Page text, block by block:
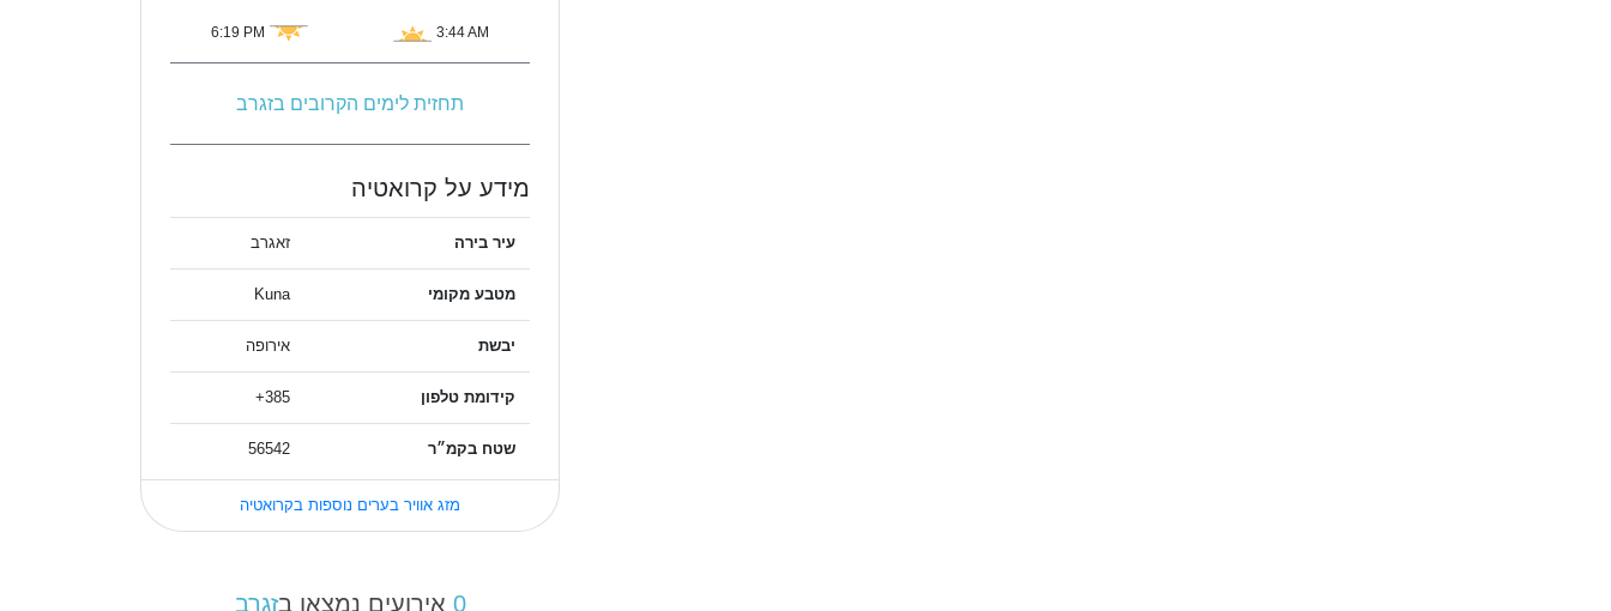
6:19 PM 3:44 AM
תחזית לימים הקרובים בזגרב
מידע על קרואטיה
עיר בירה זאגרב
מטבע מקומי Kuna
יבשת אירופה
קידומת טלפון 385+
שטח בקמ״ר 56542
מזג אוויר בערים נוספות בקרואטיה
0 אירועים נמצאו בזגרב